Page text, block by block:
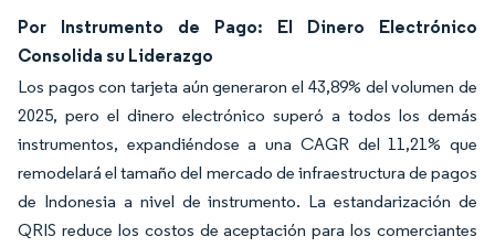
Por Instrumento de Pago: El Dinero Electrónico
Consolida su Liderazgo
Los pagos con tarjeta aún generaron el 43,89% del volumen de
2025, pero el dinero electrónico superó a todos los demás
instrumentos, expandiéndose a una CAGR del 11,21% que
remodelará el tamaño del mercado de infraestructura de pagos
de Indonesia a nivel de instrumento. La estandarización de
QRIS reduce los costos de aceptación para los comerciantes